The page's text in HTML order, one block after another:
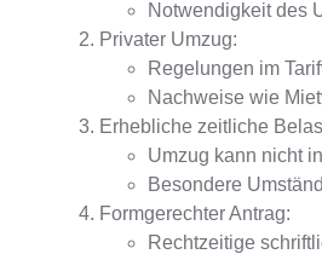
Notwendigkeit des
Privater Umzug:
Regelungen im
Nachweise wie
Erhebliche zeitliche
Umzug kann nicht
Besondere
Formgerechter Antrag:
Rechtzeitige